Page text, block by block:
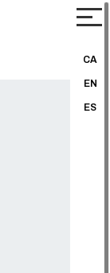
CA
EN
ES